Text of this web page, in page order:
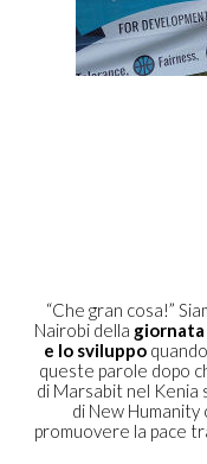
“Che gran cosa!”
Nairobi della
e lo sviluppo
queste parole dopo
di Marsabit nel
di New
promuovere la pace